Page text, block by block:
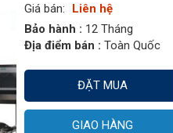
Giá bán:
Liên hệ
Bảo hành : 12 Tháng
Địa điểm bán : Toàn Quốc
ĐẶT MUA
GIAO HÀNG